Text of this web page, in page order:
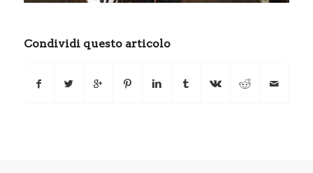
Condividi questo articolo